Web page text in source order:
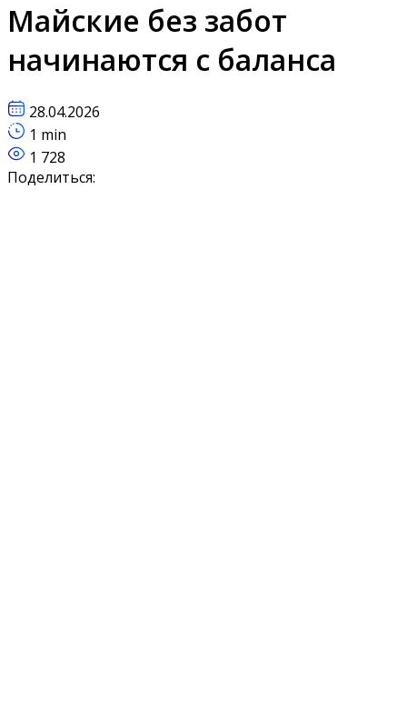
Майские без забот
начинаются с баланса
28.04.2026
1 min
1 728
Поделиться: